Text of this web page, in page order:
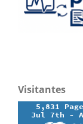
Visitantes